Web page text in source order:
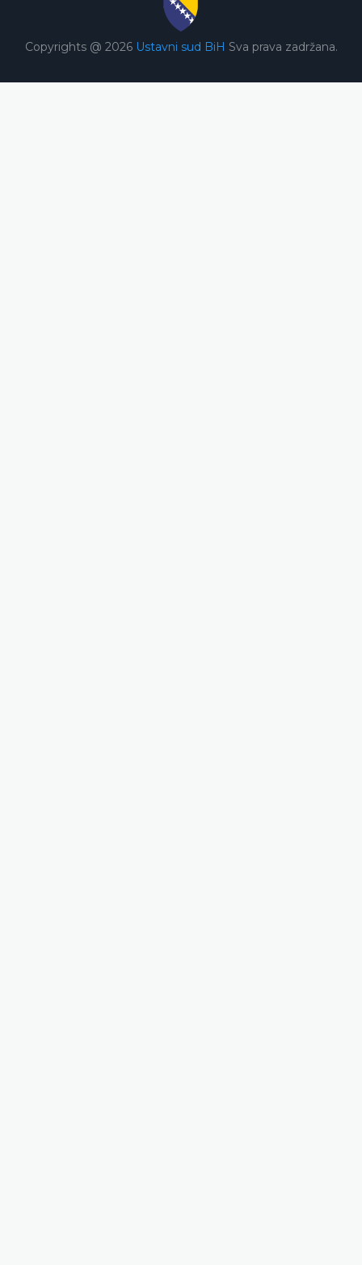
Copyrights @ 2026 Ustavni sud BiH Sva prava zadržana.